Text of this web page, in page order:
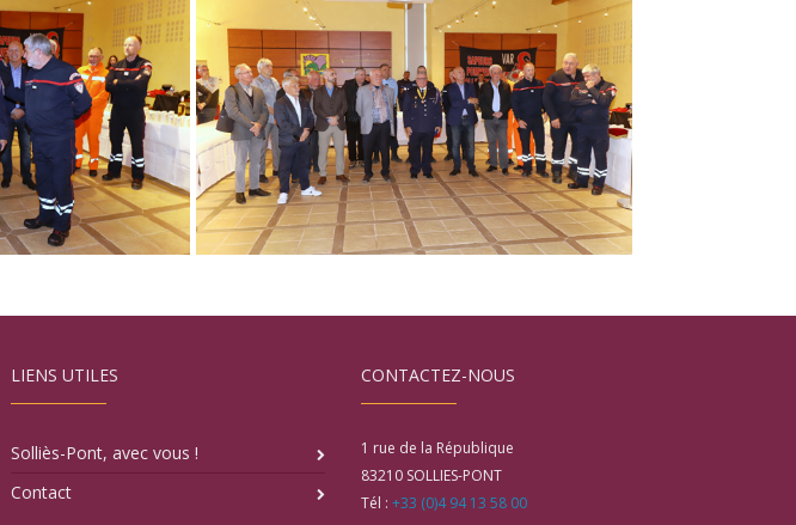
LIENS UTILES
Solliès-Pont, avec vous !
Contact
CONTACTEZ-NOUS
1 rue de la République
83210 SOLLIES-PONT
Tél : +33 (0)4 94 13 58 00